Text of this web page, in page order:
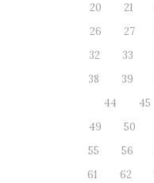
20
21
26
27
32
33
38
39
44
45
49
50
55
56
61
62